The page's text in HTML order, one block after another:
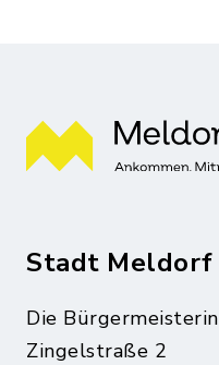
Stadt Meldorf
Die Bürgermeisterin
Zingelstraße 2